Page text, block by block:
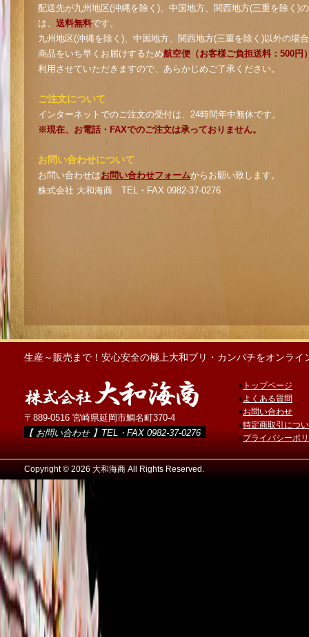
配送先が九州地区(沖縄を除く)、中国地方、関西地方(三重を除く)
は、 送料無料です。
九州地区(沖縄を除く)、中国地方、関西地方(三重を除く)以外の場
商品をいち早くお届けするため航空便（お客様ご負担送料：500円
利用させていただきますので、あらかじめご了承ください。
ご注文について
インターネットでのご注文の受付は、24時間年中無休です。
※現在、お電話・FAXでのご注文は承っておりません。
お問い合わせについて
お問い合わせはお問い合わせフォームからお願い致します。
株式会社 大和海商 TEL・FAX 0982-37-0276
生産～販売まで！安心安全の極上大和ブリ・カンパチをオンライ
〒889-0516 宮崎県延岡市鯛名町370-4
【 お問い合わせ 】TEL・FAX 0982-37-0276
● トップページ
● よくある質問
●お問い合わせ
●特定商取引につ
●プライバシーポ
Copyright © 2026 大和海商 All Rights Reserved.